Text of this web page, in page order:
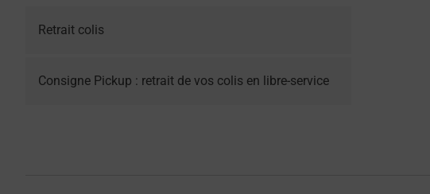
Retrait colis
Consigne Pickup : retrait de vos colis en libre-service